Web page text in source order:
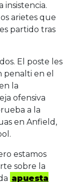
insistencia.
arietes que
partido tras
El poste les
penalti en el
la
ofensiva
a la
en Anfield,
estamos
sobre la
apuesta